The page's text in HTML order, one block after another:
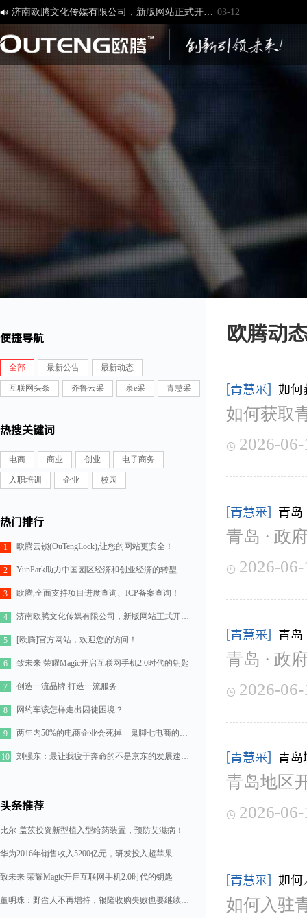
 济南欧腾文化传媒有限公司，新版网站正式开通！ 03-12
创造一流品牌 打造一流服务 01-09
便捷导航
全部 最新公告 最新动态
互联网头条 齐鲁云采 泉e采 青慧采
热搜关键词
电商 商业 创业 电子商务
入职培训 企业 校园
热门排行
1 欧腾云锁(OuTengLock),让您的网站更安全！
2 YunPark助力中国园区经济和创业经济的转型
3 欧腾,全面支持项目进度查询、ICP备案查询！
4 济南欧腾文化传媒有限公司，新版网站正式开通！
5 [欧腾]官方网站，欢迎您的访问！
6 致未来 荣耀Magic开启互联网手机2.0时代的钥匙
7 创造一流品牌 打造一流服务
8 网约车该怎样走出囚徒困境？
9 两年内50%的电商企业会死掉—鬼脚七电商的七点思考
10 刘强东：最让我疲于奔命的不是京东的发展速度，而是如何管理好11万人的队伍
头条推荐
比尔·盖茨投资新型植入型给药装置，预防艾滋病！
华为2016年销售收入5200亿元，研发投入超苹果
致未来 荣耀Magic开启互联网手机2.0时代的钥匙
董明珠：野蛮人不再增持，银隆收购失败也要继续造格力汽车
欧腾动
[青慧采] 如何
如何获取
 2026-
[青慧采] 青
青岛 · 政
 2026-
[青慧采] 青
青岛 · 政
 2026-
[青慧采] 青岛
青岛地区
 2026-
[青慧采] 如何
如何入驻